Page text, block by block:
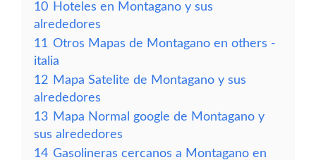
10 Hoteles en Montagano y sus
alrededores
11 Otros Mapas de Montagano en others -
italia
12 Mapa Satelite de Montagano y sus
alrededores
13 Mapa Normal google de Montagano y
sus alrededores
14 Gasolineras cercanos a Montagano en